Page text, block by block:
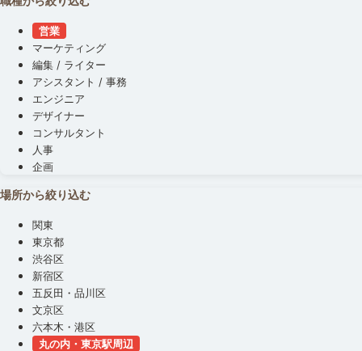
営業
マーケティング
編集 / ライター
アシスタント / 事務
エンジニア
デザイナー
コンサルタント
人事
企画
場所から絞り込む
関東
東京都
渋谷区
新宿区
五反田・品川区
文京区
六本木・港区
丸の内・東京駅周辺